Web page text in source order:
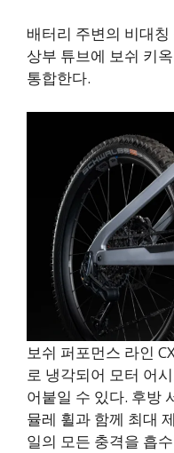
배터리 주변의 비대
상부 튜브에 보쉬 키
통합한다.
보쉬 퍼포먼스 라인
로 냉각되어 모터 어
어붙일 수 있다. 후방
뮬레 휠과 함께 최대
일의 모든 충격을 흡